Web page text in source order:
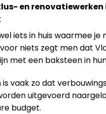
en renovatiewerken
iets in huis waarmee
niets zegt men dat
met een baksteen in
is vaak zo dat
uitgevoerd
budget.